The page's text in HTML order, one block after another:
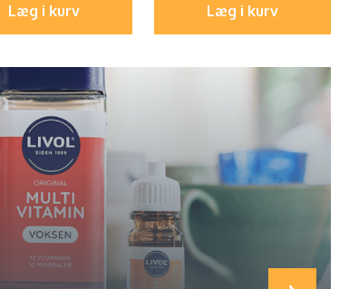
Læg i kurv Læg i kurv